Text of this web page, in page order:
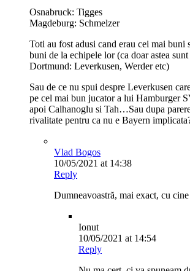
Osnabruck: Tigges
Magdeburg: Schmelzer
Toti au fost adusi cand erau cei mai buni
buni de la echipele lor (ca doar astea
Dortmund: Leverkusen, Werder etc)
Sau de ce nu spui despre Leverkusen
pe cel mai bun jucator a lui Hamburger
apoi Calhanoglu si Tah…Sau dupa
rivalitate pentru ca nu e Bayern
Vlad Bogos
10/05/2021 at 14:38
Reply
Dumneavoastră, mai exact, cu
Ionut
10/05/2021 at 14:54
Reply